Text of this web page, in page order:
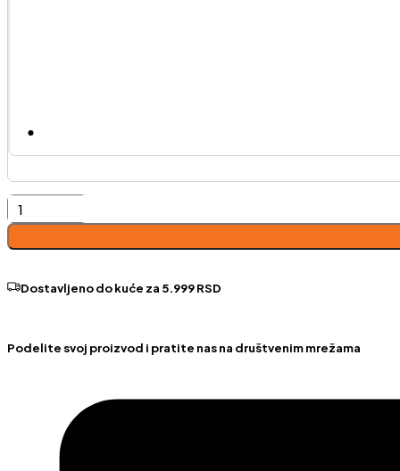
Otisus
trosed
količina
Dostavljeno do kuće za 5.999 RSD
Podelite svoj proizvod i pratite nas na društvenim mrežama